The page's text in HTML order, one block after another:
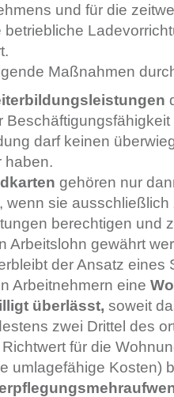
und für die
Maßnahmen
darf keinen
haben.
gehören nur
wenn sie
berechtigen und
Arbeitslohn gewährt
der Ansatz eines
Arbeitnehmern eine
überlässt, soweit
zwei Drittel des
für die
umlagefähige Kosten)